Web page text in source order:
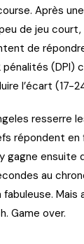
Après
de jeu
de
pénalités (DPI)
l’écart (17-
resserre
répondent en
gagne ensuite
au
Mais
Game over.